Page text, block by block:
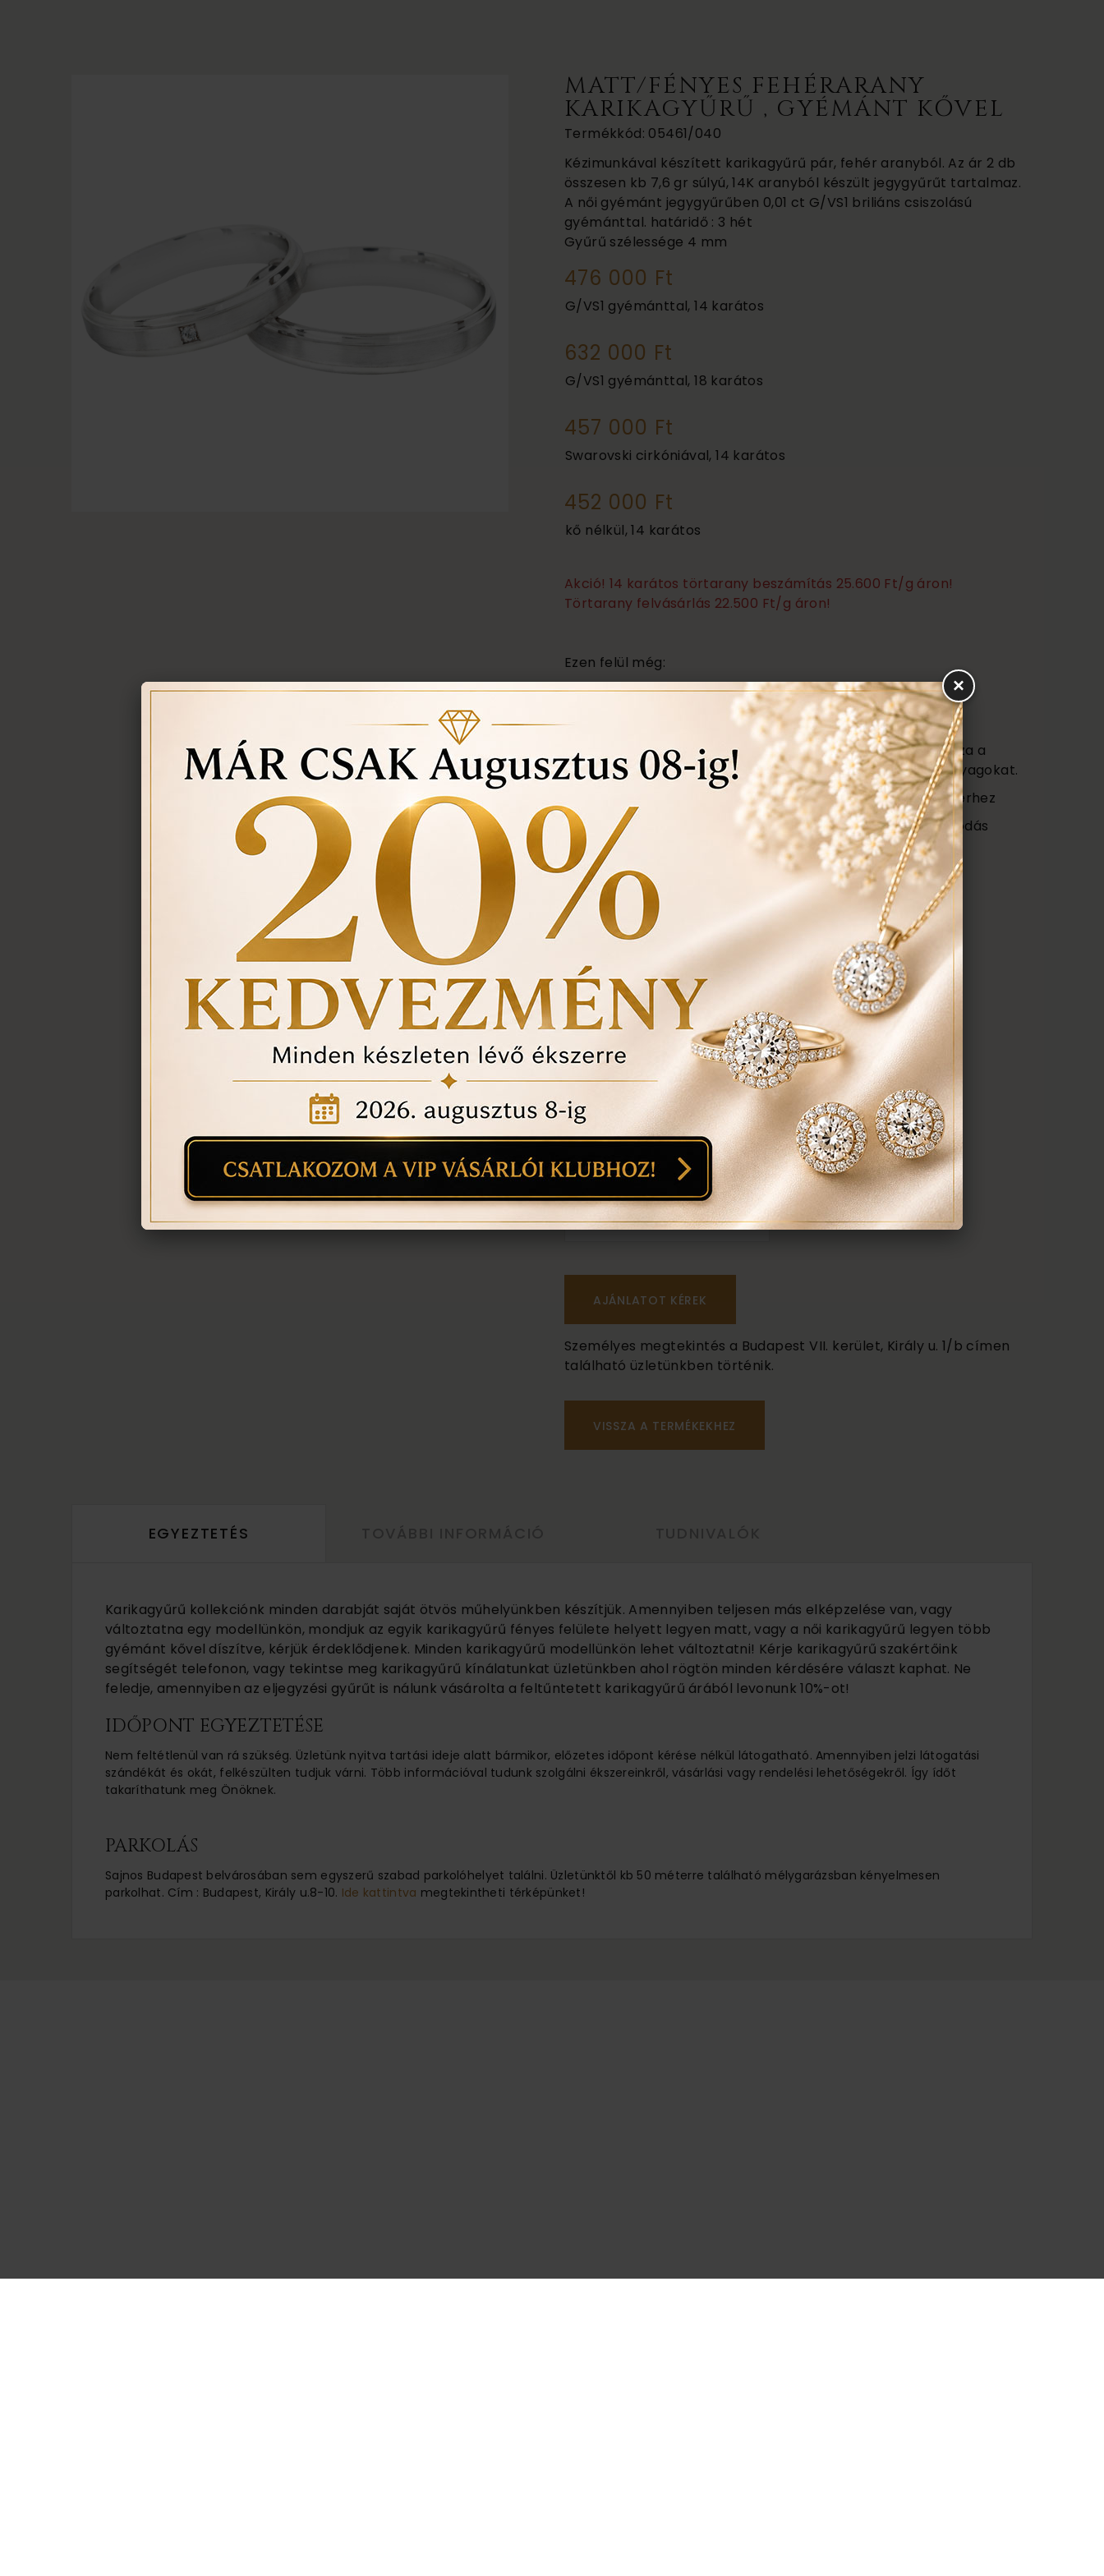
MATT/FÉNYES FEHÉRARANY
KARIKAGYŰRŰ , GYÉMÁNT KŐVEL
Termékkód: 05461/040
Kézimunkával készített karikagyűrű pár, fehér aranyból. Az ár 2 db
összesen kb 7,6 gr súlyú, 14K aranyból készült jegygyűrűt tartalmaz.
A női gyémánt jegygyűrűben 0,01 ct G/VS1 briliáns csiszolású
gyémánttal. határidő : 3 hét
Gyűrű szélessége 4 mm
476 000 Ft
G/VS1 gyémánttal, 14 karátos
632 000 Ft
G/VS1 gyémánttal, 18 karátos
457 000 Ft
Swarovski cirkóniával, 14 karátos
452 000 Ft
kő nélkül, 14 karátos
Akció! 14 karátos törtarany beszámítás 25.600 Ft/g áron!
Törtarany felvásárlás 22.500 Ft/g áron!
Ezen felül még:
Örökös garanciális tisztítás, polírozás
Ingyenes méret állítás
Vásárlási bizonylat avagy (Certificate) mely tartalmazza a
felhasznált kövek minőségét az ékszerben található anyagokat.
Ékszertartó doboz és ajándék tartó táska minden ékszerhez
Évente 1 alkalommal ingyenes ellenőrzés, rejtett károsodás
történt-e , mozgó kő, repedés a gyűrűn stb. Az általunk
felfedezett hibákat ingyenesen javítjuk.
ÉRDEKEL A TERMÉK, AJÁNLATOT KÉREK
1
anyaga:
színe:
mint a képen
méret:
nem tudom
nem tudom
Személyes megtekintés a Budapest VII. kerület, Király u. 1/b címen
található üzletünkben történik.
VISSZA A TERMÉKEKHEZ
EGYEZTETÉS
Karikagyűrű kollekciónk minden darabját saját ötvös műhelyünkben készítjük. Amennyiben teljesen más elképzelése van, vagy
változtatna egy modellünkön, mondjuk az egyik karikagyűrű fényes felülete helyett legyen matt, vagy a női karikagyűrű legyen több
gyémánt kővel díszítve, kérjük érdeklődjenek. Minden karikagyűrű modellünkön lehet változtatni! Kérje karikagyűrű szakértőink
segítségét telefonon, vagy tekintse meg karikagyűrű kínálatunkat üzletünkben ahol rögtön minden kérdésére választ kaphat. Ne
feledje, amennyiben az eljegyzési gyűrűt is nálunk vásárolta a feltűntetett karikagyűrű árából levonunk 10%-ot!
IDŐPONT EGYEZTETÉSE
Nem feltétlenül van rá szükség. Üzletünk nyitva tartási ideje alatt bármikor, előzetes időpont kérése nélkül látogatható. Amennyiben jelzi látogatási
szándékát és okát, felkészülten tudjuk várni. Több információval tudunk szolgálni ékszereinkről, vásárlási vagy rendelési lehetőségekről. Így ídőt
takaríthatunk meg Önöknek.
PARKOLÁS
Sajnos Budapest belvárosában sem egyszerű szabad parkolóhelyet találni. Üzletünktől kb 50 méterre található mélygarázsban kényelmesen
parkolhat. Cím : Budapest, Király u.8-10. Ide kattintva megtekintheti térképünket!
×